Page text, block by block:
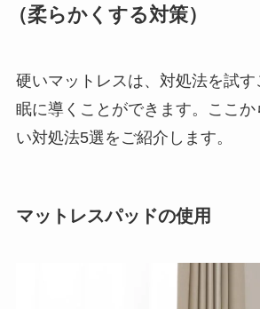
（柔らかくする対策）
硬いマットレスは、対処法を試
眠に導くことができます。ここ
い対処法5選をご紹介します。
マットレスパッドの使用